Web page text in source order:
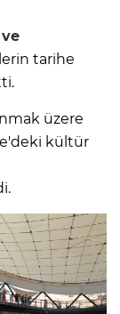
tarihe
üzere
kültür